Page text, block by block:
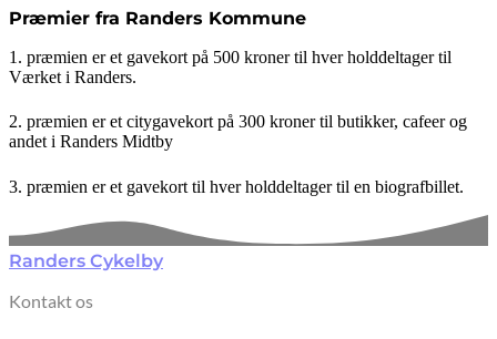
Præmier fra Randers Kommune
1. præmien er et gavekort på 500 kroner til hver holddeltager til
Værket i Randers.
2. præmien er et citygavekort på 300 kroner til butikker, cafeer og
andet i Randers Midtby
3. præmien er et gavekort til hver holddeltager til en biografbillet.
Randers Cykelby
Kontakt os